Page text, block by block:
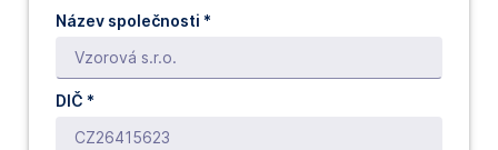
Název společnosti *
DIČ *